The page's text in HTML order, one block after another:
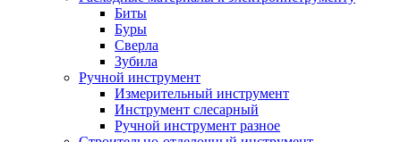
Биты
Буры
Сверла
Зубила
Ручной инструмент
Измерительный инструмент
Инструмент слесарный
Ручной инструмент разное